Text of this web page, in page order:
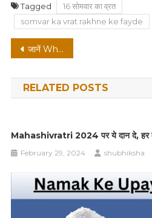
Tagged
16 सोमवार का व्रत
somvar ka vrat rakhne ke fayde
Post
navigation
जानें What is Technical SEO in Hindi ? पूरी जानकारी हिंदी में
RELATED POSTS
Mahashivratri 2024 पर ये दान दे, हर
February 29, 2024 shubhiksha